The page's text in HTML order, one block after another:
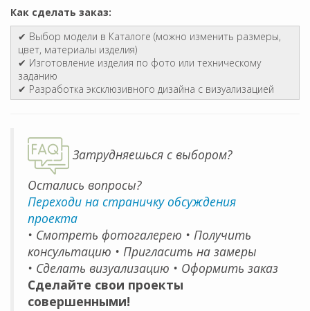
Как сделать заказ:
✔ Выбор модели в Каталоге (можно изменить размеры,
цвет, материалы изделия)
✔ Изготовление изделия по фото или техническому
заданию
✔ Разработка эксклюзивного дизайна с визуализацией
Затрудняешься с выбором?
Остались вопросы?
Переходи на страничку обсуждения
проекта
• Смотреть фотогалерею • Получить
консультацию • Пригласить на замеры
• Сделать визуализацию • Оформить заказ
Сделайте свои проекты
совершенными!